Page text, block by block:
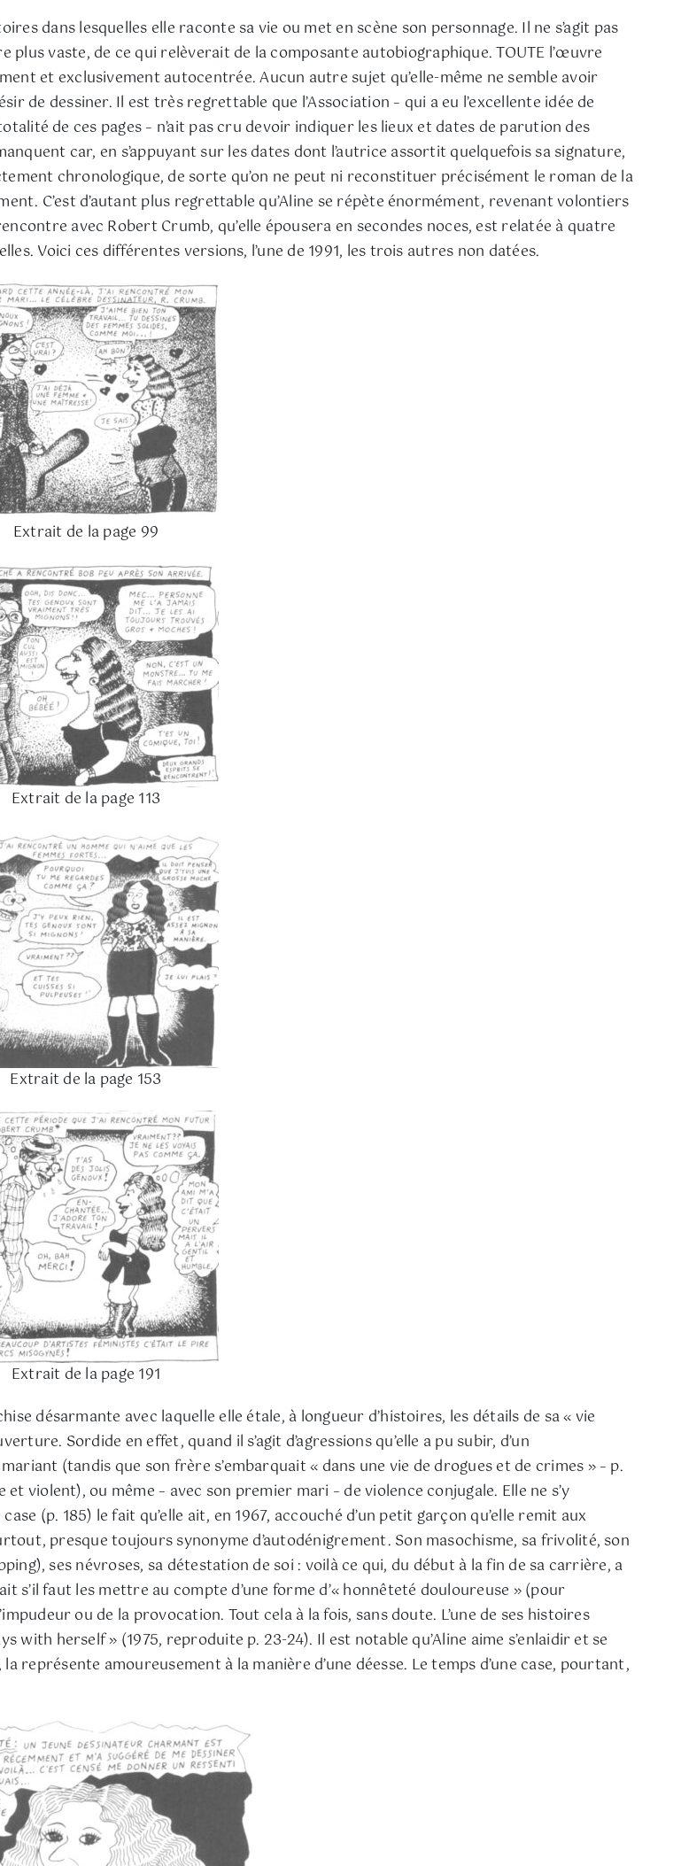
dans lesquelles elle raconte sa vie ou met en scène son personnage. Il ne s’agit pas
plus vaste, de ce qui relèverait de la composante autobiographique. TOUTE l’œuvre
et exclusivement autocentrée. Aucun autre sujet qu’elle-même ne semble avoir
de dessiner. Il est très regrettable que l’Association – qui a eu l’excellente idée de
de ces pages – n’ait pas cru devoir indiquer les lieux et dates de parution des
car, en s’appuyant sur les dates dont l’autrice assortit quelquefois sa signature,
chronologique, de sorte qu’on ne peut ni reconstituer précisément le roman de la
C’est d’autant plus regrettable qu’Aline se répète énormément, revenant volontiers
avec Robert Crumb, qu’elle épousera en secondes noces, est relatée à quatre
Voici ces différentes versions, l’une de 1991, les trois autres non datées.
Extrait de la page 99
Extrait de la page 113
Extrait de la page 153
Extrait de la page 191
désarmante avec laquelle elle étale, à longueur d’histoires, les détails de sa « vie
Sordide en effet, quand il s’agit d’agressions qu’elle a pu subir, d’un
(tandis que son frère s’embarquait « dans une vie de drogues et de crimes » – p.
violent), ou même – avec son premier mari – de violence conjugale. Elle ne s’y
(p. 185) le fait qu’elle ait, en 1967, accouché d’un petit garçon qu’elle remit aux
presque toujours synonyme d’autodénigrement. Son masochisme, sa frivolité, son
ses névroses, sa détestation de soi : voilà ce qui, du début à la fin de sa carrière, a
faut les mettre au compte d’une forme d’« honnêteté douloureuse » (pour
ou de la provocation. Tout cela à la fois, sans doute. L’une de ses histoires
herself » (1975, reproduite p. 23-24). Il est notable qu’Aline aime s’enlaidir et se
amoureusement à la manière d’une déesse. Le temps d’une case, pourtant,